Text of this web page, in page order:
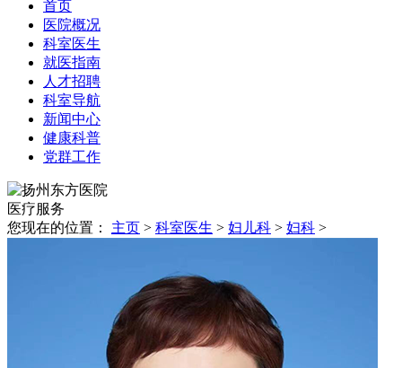
首页
医院概况
科室医生
就医指南
人才招聘
科室导航
新闻中心
健康科普
党群工作
医疗服务
您现在的位置：
主页 > 科室医生 > 妇儿科 > 妇科 >